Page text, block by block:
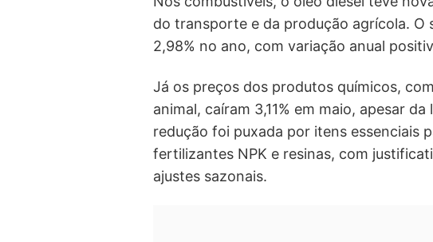
do transporte e da produção agrícola.
2,98% no ano, com variação anual
Já os preços dos produtos químicos,
animal, caíram 3,11% em maio, apesar
redução foi puxada por itens essenciais
fertilizantes NPK e resinas, com
ajustes sazonais.